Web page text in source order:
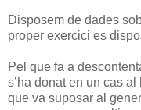
Disposem de dades
proper exercici es
Pel que fa a
s’ha donat en un cas
que va suposar al